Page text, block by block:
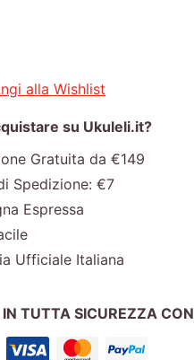
alla Wishlist
su Ukuleli.it?
Gratuita da €149
Spedizione: €7
Espressa
Ufficiale Italiana
IN TUTTA SICUREZZA CON